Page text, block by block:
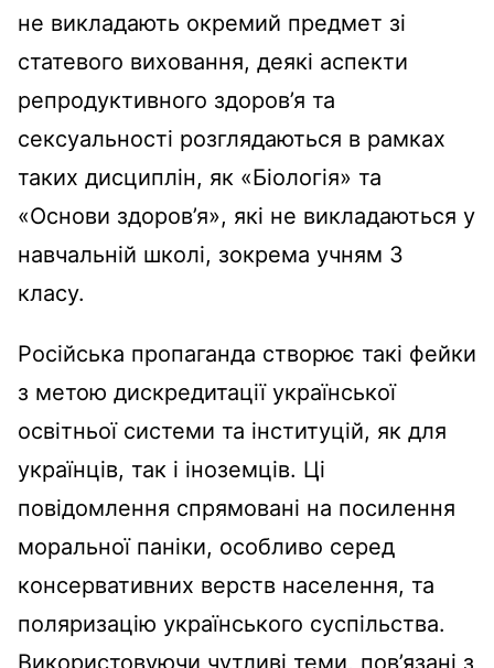
не викладають окремий предмет зі
статевого виховання, деякі аспекти
репродуктивного здоров’я та
сексуальності розглядаються в рамках
таких дисциплін, як «Біологія» та
«Основи здоров’я», які не викладаються у
навчальній школі, зокрема учням 3
класу.
Російська пропаганда створює такі фейки
з метою дискредитації української
освітньої системи та інституцій, як для
українців, так і іноземців. Ці
повідомлення спрямовані на посилення
моральної паніки, особливо серед
консервативних верств населення, та
поляризацію українського суспільства.